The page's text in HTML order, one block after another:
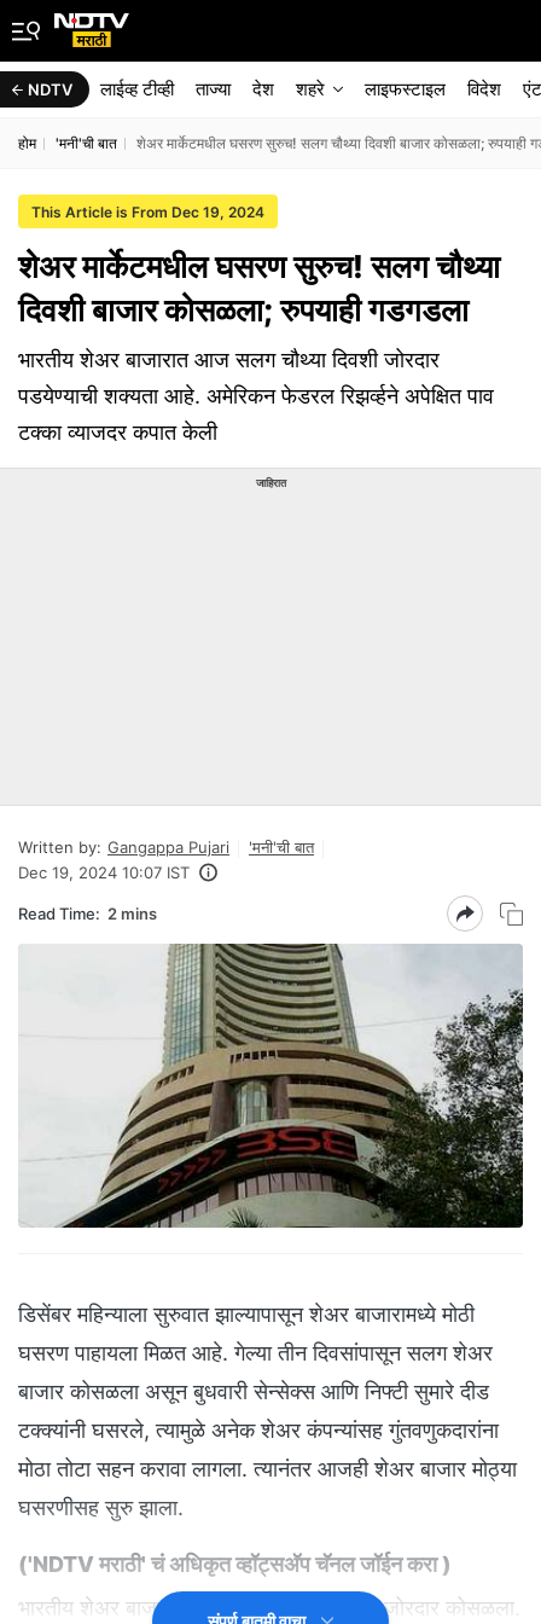
NDTV लाईव्ह टीव्ही ताज्या देश शहरे लाइफस्टाइल विदेश
होम 'मनी'ची बात शेअर मार्केटमधील घसरण सुरुच! सलग चौथ्या दिवशी बाजार कोसळला; रुपयाही
This Article is From Dec 19, 2024
शेअर मार्केटमधील घसरण सुरुच! सलग चौथ्या
दिवशी बाजार कोसळला; रुपयाही गडगडला
भारतीय शेअर बाजारात आज सलग चौथ्या दिवशी जोरदार
पडयेण्याची शक्यता आहे. अमेरिकन फेडरल रिझर्व्हने अपेक्षित पाव
टक्का व्याजदर कपात केली
जाहिरात
Written by: Gangappa Pujari
'मनी'ची बात
Dec 19, 2024 10:07 IST
Read Time: 2 mins
डिसेंबर महिन्याला सुरुवात झाल्यापासून शेअर बाजारामध्ये मोठी
घसरण पाहायला मिळत आहे. गेल्या तीन दिवसांपासून सलग शेअर
बाजार कोसळला असून बुधवारी सेन्सेक्स आणि निफ्टी सुमारे दीड
टक्क्यांनी घसरले, त्यामुळे अनेक शेअर कंपन्यांसह गुंतवणुकदारांना
मोठा तोटा सहन करावा लागला. त्यानंतर आजही शेअर बाजार मोठ्या
घसरणीसह सुरु झाला.
('NDTV मराठी' चं अधिकृत व्हॉट्सअ‍ॅप चॅनल जॉईन करा)
भारतीय शेअर बाजारात आज सलग चौथ्या दिवशी जोरदार कोसळला.